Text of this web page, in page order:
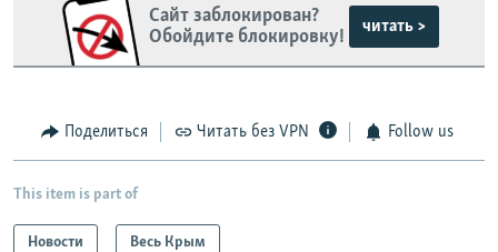
Сайт заблокирован?
Обойдите блокировку!
читать >
Поделиться Читать без VPN Follow us
This item is part of
Новости Весь Крым